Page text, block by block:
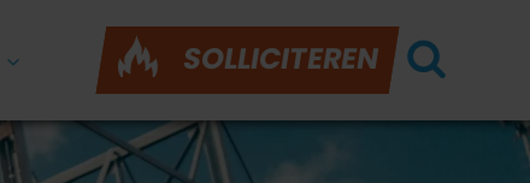
SOLLICITEREN